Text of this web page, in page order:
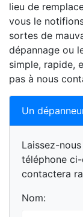
lieu de
vous le
sortes de
dépannage ou
simple, rapide,
pas à nous
Un
Laissez-
téléphone
contactera
Nom: